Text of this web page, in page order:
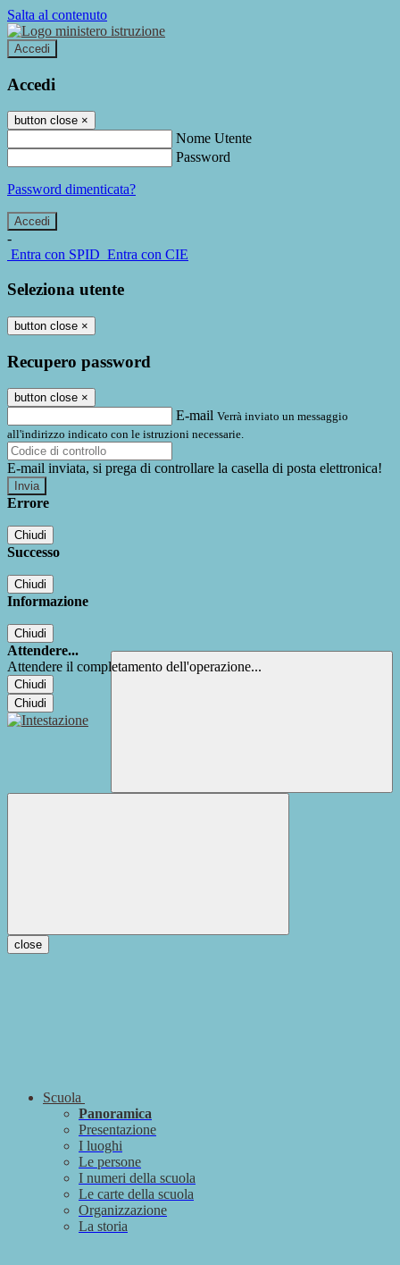
Salta al contenuto
Accedi
Accedi
button close ×
Nome Utente
Password
Password dimenticata?
-
Entra con SPID Entra con CIE
Seleziona utente
button close ×
Recupero password
button close ×
E-mail Verrà inviato un messaggio
all'indirizzo indicato con le istruzioni necessarie.
E-mail inviata, si prega di controllare la casella di posta elettronica!
Errore
Chiudi
Successo
Chiudi
Informazione
Chiudi
Attendere...
Attendere il completamento dell'operazione...
Chiudi
Chiudi
close
Scuola
Panoramica
Presentazione
I luoghi
Le persone
I numeri della scuola
Le carte della scuola
Organizzazione
La storia